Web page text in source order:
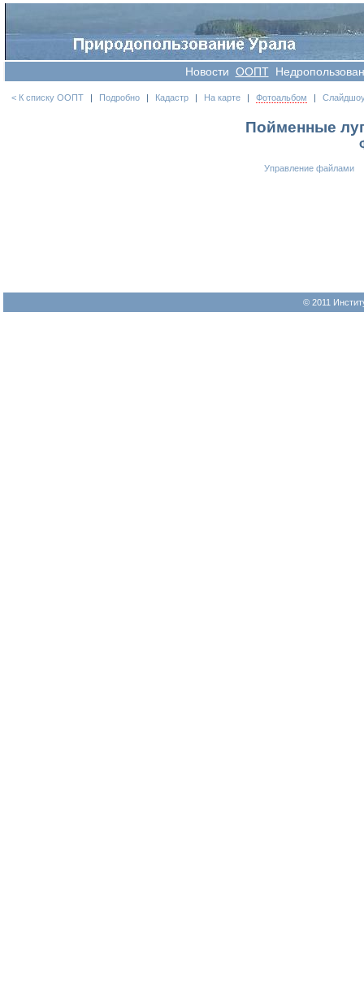
Новости OOПT
< К списку ООПТ | Подробно | Кадастр | На карте | Фотоальбом |
Пойменные
Управление файлами
© 2011